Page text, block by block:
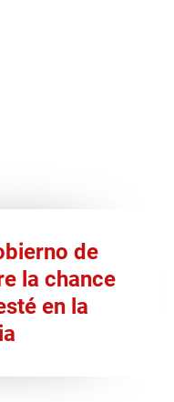
de
la chance
en la